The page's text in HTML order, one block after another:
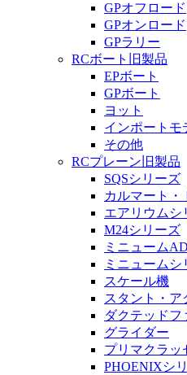
GPオフロード
GPオンロード
GPラリー
RCボート旧製品
EPボート
GPボート
ヨット
インポートモ
その他
RCプレーン旧製品
SQSシリーズ
カルマート・
エアリウムシ
M24シリーズ
ミニューム
ミニュームシ
スケール機
スタント・ア
ダクテッドフ
グライダー
プリマクラッ
PHOENIXシ